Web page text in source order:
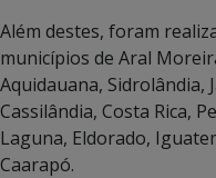
Além destes, foram
municípios de Aral
Aquidauana, Sidrolândia,
Cassilândia, Costa Rica,
Laguna, Eldorado,
Caarapó.